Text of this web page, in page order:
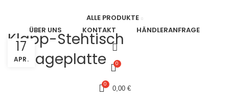
ALLE PRODUKTE
ÜBER UNS
KONTAKT HÄNDLERANFRAGE
0
0 0,00 €
Klapp-Stehtisch
Auflageplatte
17
APR.